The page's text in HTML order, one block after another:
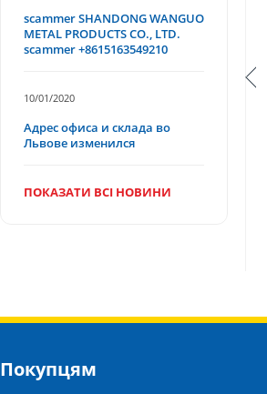
scammer SHANDONG WANGUO
METAL PRODUCTS CO., LTD.
scammer +8615163549210
10/01/2020
Адрес офиса и склада во
Львове изменился
ПОКАЗАТИ ВСІ НОВИНИ
Покупцям